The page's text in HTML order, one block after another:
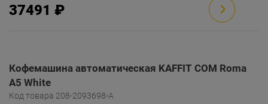
37491 ₽
Кофемашина автоматическая KAFFIT COM Roma
A5 White
Код товара 208-2093698-A